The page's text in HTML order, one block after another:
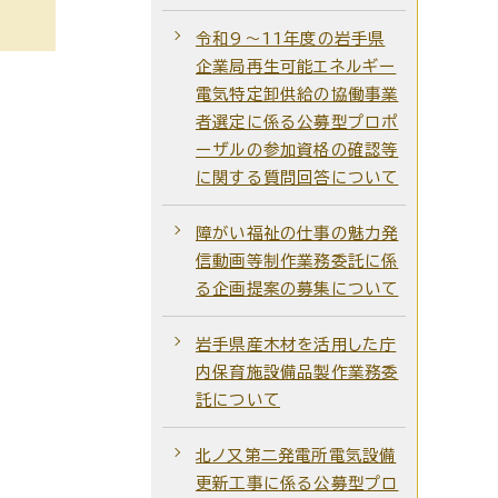
令和9～11年度の岩手県
企業局再生可能エネルギー
電気特定卸供給の協働事業
者選定に係る公募型プロポ
ーザルの参加資格の確認等
に関する質問回答について
障がい福祉の仕事の魅力発
信動画等制作業務委託に係
る企画提案の募集について
岩手県産木材を活用した庁
内保育施設備品製作業務委
託について
北ノ又第二発電所電気設備
更新工事に係る公募型プロ